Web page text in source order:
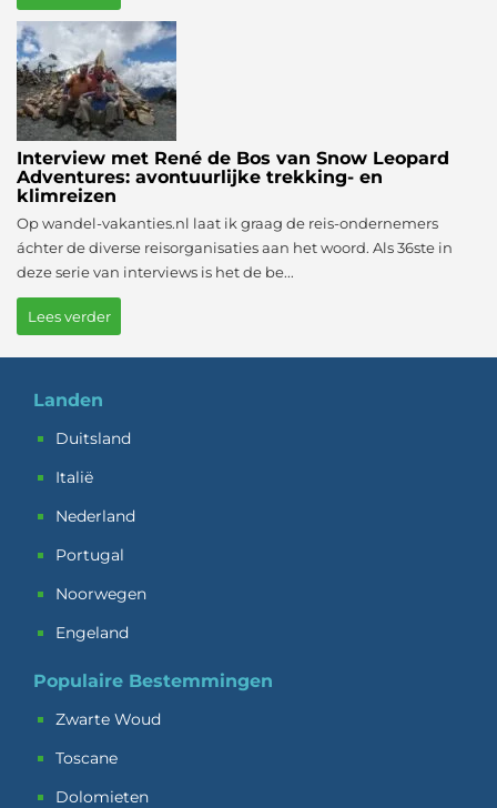
Interview met René de Bos van Snow Leopard
Adventures: avontuurlijke trekking- en
klimreizen
Op wandel-vakanties.nl laat ik graag de reis-ondernemers
áchter de diverse reisorganisaties aan het woord. Als 36ste in
deze serie van interviews is het de be...
Lees verder
Landen
Duitsland
Italië
Nederland
Portugal
Noorwegen
Engeland
Populaire Bestemmingen
Zwarte Woud
Toscane
Dolomieten